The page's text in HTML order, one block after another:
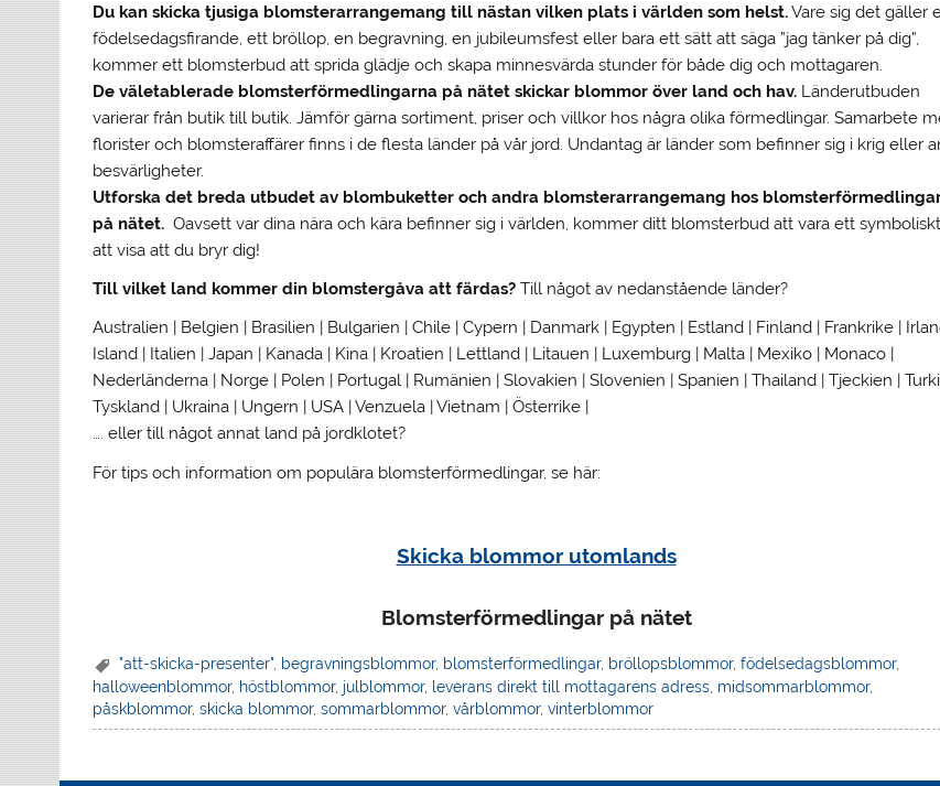
Du kan skicka tjusiga blomsterarrangemang till nästan vilken plats i världen som helst.Vare sig det gäller
födelsedagsfirande, ett bröllop, en begravning, en jubileumsfest eller bara ett sätt att säga ”jag tänker på dig”,
kommer ett blomsterbud att sprida glädje och skapa minnesvärda stunder för både dig och mottagaren.
De väletablerade blomsterförmedlingarna på nätet skickar blommor över land och hav. Länderutbuden
varierar från butik till butik. Jämför gärna sortiment, priser och villkor hos några olika förmedlingar. Samarbete
florister och blomsteraffärer finns i de flesta länder på vår jord. Undantag är länder som befinner sig i krig eller
besvärligheter.
Utforska det breda utbudet av blombuketter och andra blomsterarrangemang hos
på nätet. Oavsett var dina nära och kära befinner sig i världen, kommer ditt blomsterbud att vara ett
att visa att du bryr dig!
Till vilket land kommer din blomstergåva att färdas? Till något av nedanstående länder?
Australien | Belgien | Brasilien | Bulgarien | Chile | Cypern | Danmark | Egypten | Estland | Finland | Frankrike |
Island | Italien | Japan | Kanada | Kina | Kroatien | Lettland | Litauen | Luxemburg | Malta | Mexiko | Monaco |
Nederländerna | Norge | Polen | Portugal | Rumänien | Slovakien | Slovenien | Spanien | Thailand | Tjeckien |
Tyskland | Ukraina | Ungern | USA | Venzuela | Vietnam | Österrike |
…. eller till något annat land på jordklotet?
För tips och information om populära blomsterförmedlingar, se här:
Skicka blommor utomlands
Blomsterförmedlingar på nätet
"att-skicka-presenter", begravningsblommor, blomsterförmedlingar, bröllopsblommor,födelsedagsblommor,
halloweenblommor, höstblommor, julblommor, leverans direkt till mottagarens adress midsommarblommor,
påskblommor,skicka blommor,sommarblommor,vårblommor,vinterblommor